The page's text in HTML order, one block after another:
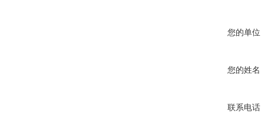
您的单位
您的姓名
联系电话